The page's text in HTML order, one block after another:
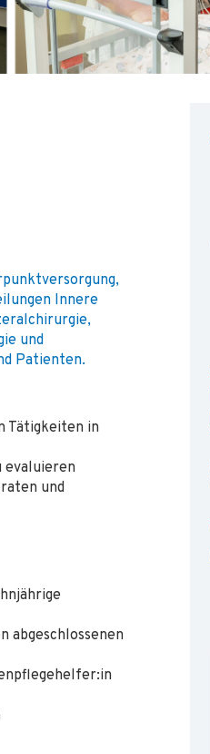
Innere
und
Patienten.
Tätigkeiten in
evaluieren
und
abgeschlossenen